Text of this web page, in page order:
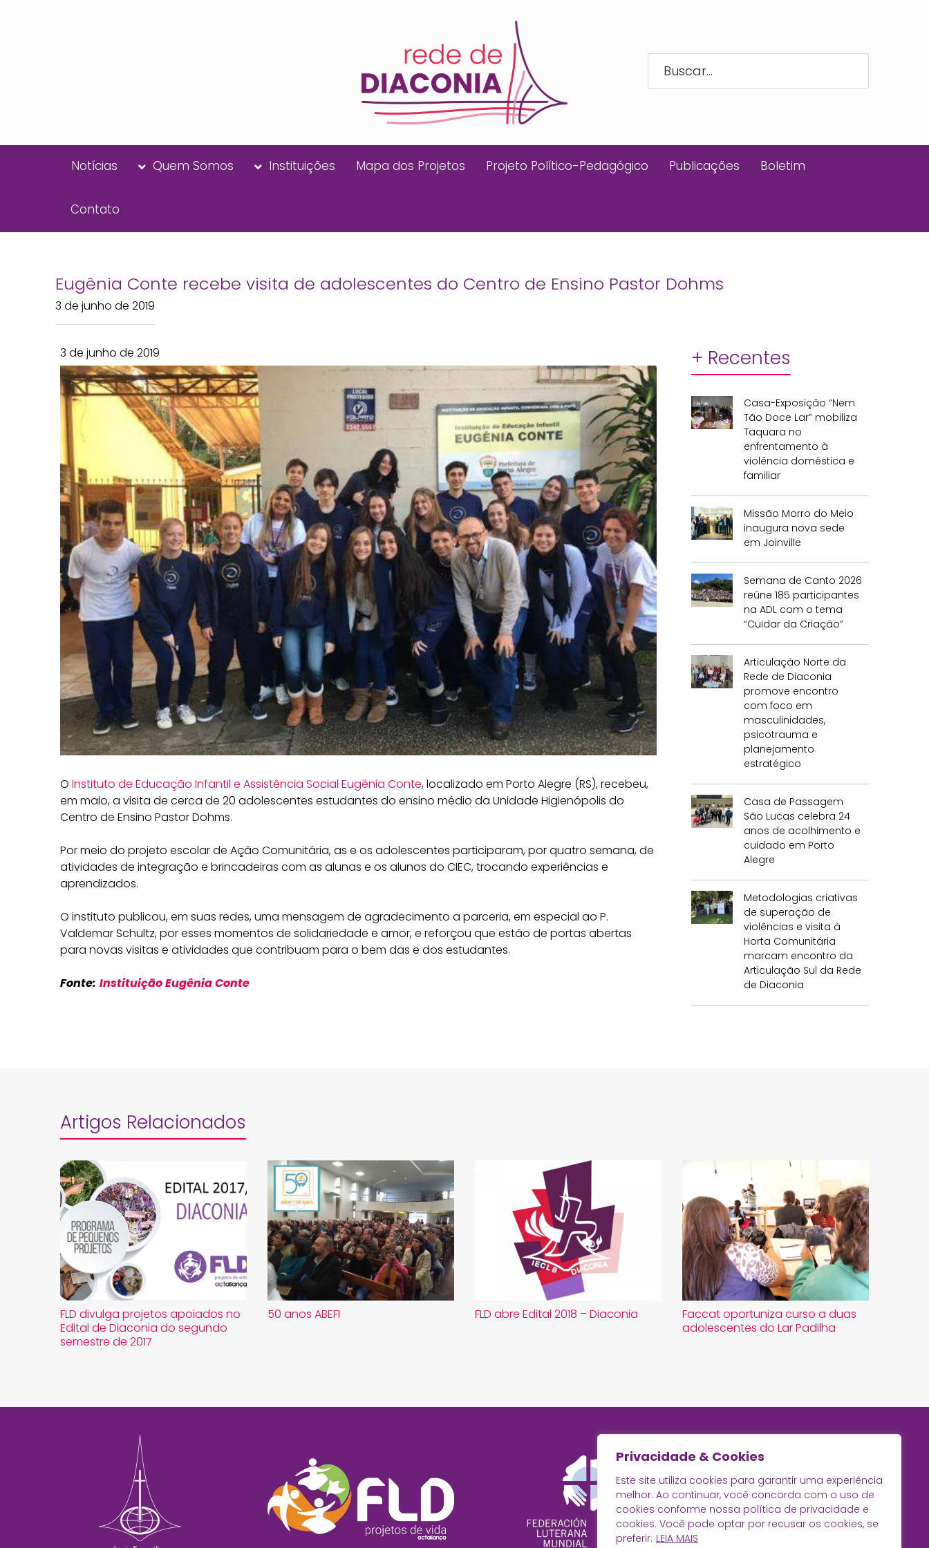
Privacidade & Cookies
Este site utiliza cookies para garantir uma experiência
melhor. Ao continuar, você concorda com o uso de
cookies conforme nossa política de privacidade e
cookies. Você pode optar por recusar os cookies, se
preferir. LEIA MAIS
Notícias Quem Somos Instituições Mapa dos Projetos Projeto Político-Pedagógico Publicações Boletim
Contato
Eugênia Conte recebe visita de adolescentes do Centro de Ensino Pastor Dohms
3 de junho de 2019
3 de junho de 2019
O Instituto de Educação Infantil e Assistência Social Eugênia Conte, localizado em Porto Alegre (RS), recebeu,
em maio, a visita de cerca de 20 adolescentes estudantes do ensino médio da Unidade Higienópolis do
Centro de Ensino Pastor Dohms.
Por meio do projeto escolar de Ação Comunitária, as e os adolescentes participaram, por quatro semana, de
atividades de integração e brincadeiras com as alunas e os alunos do CIEC, trocando experiências e
aprendizados.
O instituto publicou, em suas redes, uma mensagem de agradecimento a parceria, em especial ao P.
Valdemar Schultz, por esses momentos de solidariedade e amor, e reforçou que estão de portas abertas
para novas visitas e atividades que contribuam para o bem das e dos estudantes.
Fonte: Instituição Eugênia Conte
+ Recentes
Casa-Exposição “Nem
Tão Doce Lar” mobiliza
Taquara no
enfrentamento à
violência doméstica e
familiar
Missão Morro do Meio
inaugura nova sede
em Joinville
Semana de Canto 2026
reúne 185 participantes
na ADL com o tema
“Cuidar da Criação”
Articulação Norte da
Rede de Diaconia
promove encontro
com foco em
masculinidades,
psicotrauma e
planejamento
estratégico
Casa de Passagem
São Lucas celebra 24
anos de acolhimento e
cuidado em Porto
Alegre
Metodologias criativas
de superação de
violências e visita à
Horta Comunitária
marcam encontro da
Articulação Sul da Rede
de Diaconia
Artigos Relacionados
FLD divulga projetos apoiados no
Edital de Diaconia do segundo
semestre de 2017
50 anos ABEFI FLD abre Edital 2018 – Diaconia
Faccat oportuniza curso a duas
adolescentes do Lar Padilha